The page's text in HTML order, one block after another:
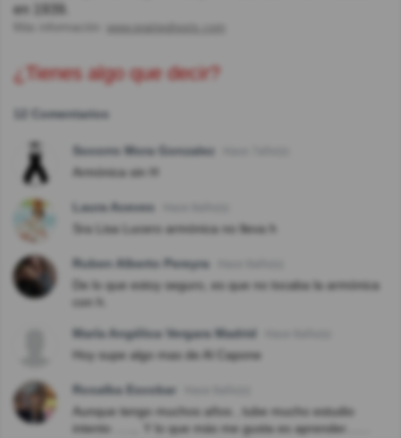
en 1939.
www.prairieghosts.com
¿Tienes algo que decir?
12 Comentarios
Socorro Mora Gonzalez
Armónica sin H
Laura Aceves
Sra Lisa Lucero armónica no lleva h
Ruben Alberto Pereyra
De lo que estoy seguro, es que no tocaba la armónica
con h.
María Angélica Vergara Madrid
Hoy supe algo mas de Al Capone
Rosalba Escobar
Aunque tengo muchos años , tube mucho estudio
intento .....,. Y lo que más me gusta es aprender.......